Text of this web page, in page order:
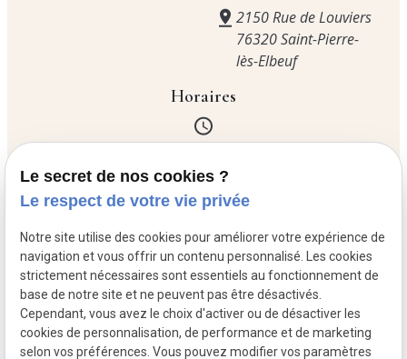
2150 Rue de Louviers
76320 Saint-Pierre-
lès-Elbeuf
Horaires
Lundi
06:00 - 19:00
Mardi
Fermé
Mercredi
06:00 - 19:00
Jeudi
06:00 - 19:00
Vendredi
06:00 - 19:00
Samedi
06:30 - 19:00
Dimanche
06:30 - 13:00
Le secret de nos cookies ?
Le respect de votre vie privée
Notre site utilise des cookies pour améliorer votre expérience de
navigation et vous offrir un contenu personnalisé. Les cookies
strictement nécessaires sont essentiels au fonctionnement de
base de notre site et ne peuvent pas être désactivés.
Cependant, vous avez le choix d'activer ou de désactiver les
cookies de personnalisation, de performance et de marketing
selon vos préférences. Vous pouvez modifier vos paramètres